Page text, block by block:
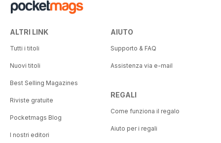
ALTRI LINK
Tutti i titoli
Nuovi titoli
Best Selling Magazines
Riviste gratuite
Pocketmags Blog
I nostri editori
AIUTO
Supporto & FAQ
Assistenza via e-mail
REGALI
Come funziona il regalo
Aiuto per i regali